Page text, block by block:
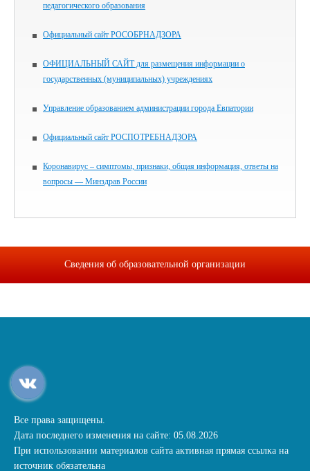
педагогического образования
Официальный сайт РОСОБРНАДЗОРА
ОФИЦИАЛЬНЫЙ САЙТ для размещения информации о
государственных (муниципальных) учреждениях
Управление образованием администрации города Евпатории
Официальный сайт РОСПОТРЕБНАДЗОРА
Коронавирус – симптомы, признаки, общая информация, ответы на
вопросы — Минздрав России
Сведения об образовательной организации
Все права защищены.
Дата последнего изменения на сайте: 05.08.2026
При использовании материалов сайта активная прямая ссылка на
источник обязательна